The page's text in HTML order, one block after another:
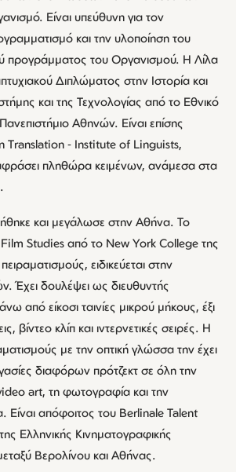
Είναι υπεύθυνη για τον
και την υλοποίηση του
προγράμματος του Οργανισμού. Η Λίλα
Διπλώματος στην Ιστορία και
και της Τεχνολογίας από το Εθνικό
Αθηνών. Είναι επίσης
Translation ‐ Institute of Linguists,
πληθώρα κειμένων, ανάμεσα στα
και μεγάλωσε στην Αθήνα. Το
Studies από το New York College της
ειδικεύεται στην
Έχει δουλέψει ως διευθυντής
από είκοσι ταινίες μικρού μήκους, έξι
βίντεο κλίπ και ιντερνετικές σειρές. Η
με την οπτική γλώσσα την έχει
διαφόρων πρότζεκτ σε όλη την
art, τη φωτογραφία και την
Είναι απόφοιτος του Berlinale Talent
Ελληνικής Κινηματογραφικής
Βερολίνου και Αθήνας.